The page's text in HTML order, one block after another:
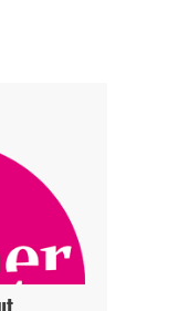
den letzten Monaten
schätzen,